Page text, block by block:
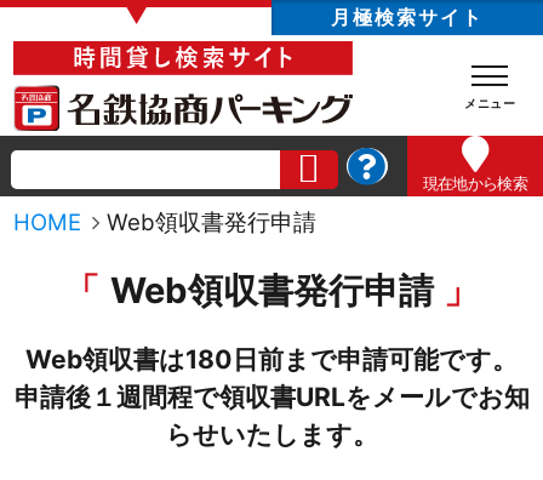
▼ 月極検索サイト
現在地から検索
HOME Web領収書発行申請
Web領収書発行申請
Web領収書は180日前まで申請可能です。
申請後１週間程で領収書URLをメールでお知
らせいたします。